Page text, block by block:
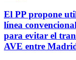
El PP propone
línea
para evitar el
AVE entre